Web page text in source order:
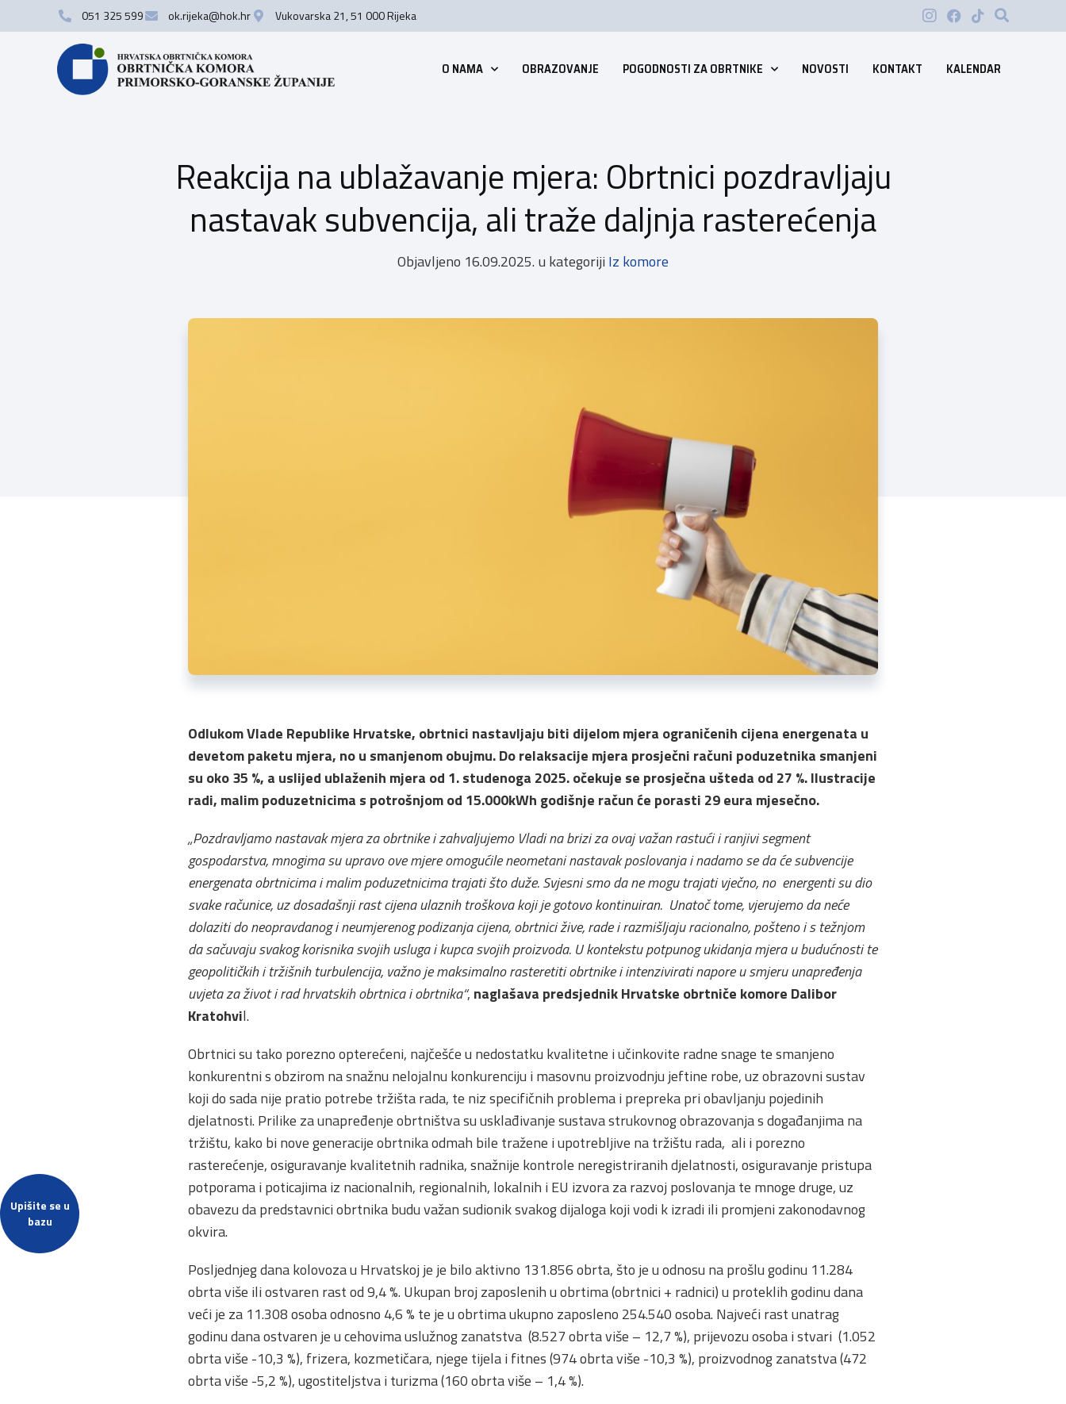
Upišite se u
bazu
051 325 599 ok.rijeka@hok.hr Vukovarska 21, 51 000 Rijeka
O NAMA OBRAZOVANJE POGODNOSTI ZA OBRTNIKE NOVOSTI KONTAKT KALENDAR
Reakcija na ublažavanje mjera: Obrtnici pozdravljaju
nastavak subvencija, ali traže daljnja rasterećenja
Objavljeno 16.09.2025. u kategoriji Iz komore
Odlukom Vlade Republike Hrvatske, obrtnici nastavljaju biti dijelom mjera ograničenih cijena energenata u
devetom paketu mjera, no u smanjenom obujmu. Do relaksacije mjera prosječni računi poduzetnika smanjeni
su oko 35 %, a uslijed ublaženih mjera od 1. studenoga 2025. očekuje se prosječna ušteda od 27 %. Ilustracije
radi, malim poduzetnicima s potrošnjom od 15.000kWh godišnje račun će porasti 29 eura mjesečno.
„Pozdravljamo nastavak mjera za obrtnike i zahvaljujemo Vladi na brizi za ovaj važan rastući i ranjivi segment
gospodarstva, mnogima su upravo ove mjere omogućile neometani nastavak poslovanja i nadamo se da će subvencije
energenata obrtnicima i malim poduzetnicima trajati što duže. Svjesni smo da ne mogu trajati vječno, no energenti su dio
svake računice, uz dosadašnji rast cijena ulaznih troškova koji je gotovo kontinuiran. Unatoč tome, vjerujemo da neće
dolaziti do neopravdanog i neumjerenog podizanja cijena, obrtnici žive, rade i razmišljaju racionalno, pošteno i s težnjom
da sačuvaju svakog korisnika svojih usluga i kupca svojih proizvoda. U kontekstu potpunog ukidanja mjera u budućnosti te
geopolitičkih i tržišnih turbulencija, važno je maksimalno rasteretiti obrtnike i intenzivirati napore u smjeru unapređenja
uvjeta za život i rad hrvatskih obrtnica i obrtnika“, naglašava predsjednik Hrvatske obrtniče komore Dalibor
Kratohvil.
Obrtnici su tako porezno opterećeni, najčešće u nedostatku kvalitetne i učinkovite radne snage te smanjeno
konkurentni s obzirom na snažnu nelojalnu konkurenciju i masovnu proizvodnju jeftine robe, uz obrazovni sustav
koji do sada nije pratio potrebe tržišta rada, te niz specifičnih problema i prepreka pri obavljanju pojedinih
djelatnosti. Prilike za unapređenje obrtništva su usklađivanje sustava strukovnog obrazovanja s događanjima na
tržištu, kako bi nove generacije obrtnika odmah bile tražene i upotrebljive na tržištu rada, ali i porezno
rasterećenje, osiguravanje kvalitetnih radnika, snažnije kontrole neregistriranih djelatnosti, osiguravanje pristupa
potporama i poticajima iz nacionalnih, regionalnih, lokalnih i EU izvora za razvoj poslovanja te mnoge druge, uz
obavezu da predstavnici obrtnika budu važan sudionik svakog dijaloga koji vodi k izradi ili promjeni zakonodavnog
okvira.
Posljednjeg dana kolovoza u Hrvatskoj je je bilo aktivno 131.856 obrta, što je u odnosu na prošlu godinu 11.284
obrta više ili ostvaren rast od 9,4 %. Ukupan broj zaposlenih u obrtima (obrtnici + radnici) u proteklih godinu dana
veći je za 11.308 osoba odnosno 4,6 % te je u obrtima ukupno zaposleno 254.540 osoba. Najveći rast unatrag
godinu dana ostvaren je u cehovima uslužnog zanatstva (8.527 obrta više – 12,7 %), prijevozu osoba i stvari (1.052
obrta više -10,3 %), frizera, kozmetičara, njege tijela i fitnes (974 obrta više -10,3 %), proizvodnog zanatstva (472
obrta više -5,2 %), ugostiteljstva i turizma (160 obrta više – 1,4 %).